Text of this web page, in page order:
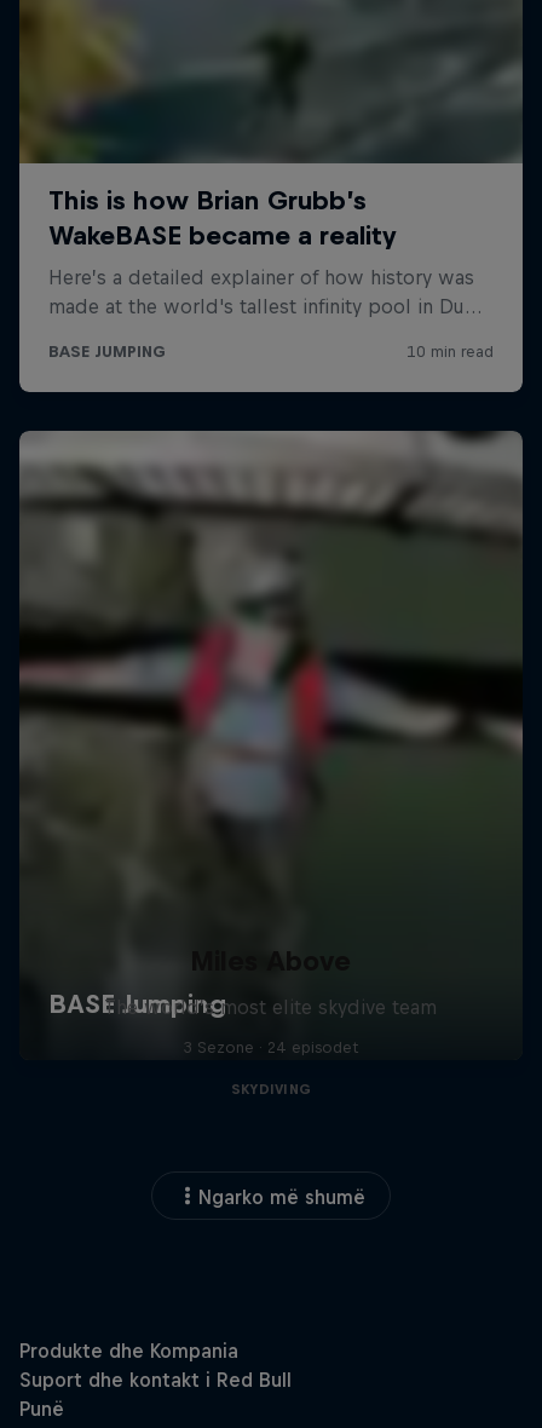
Miles Above
The world’s most elite skydive team
3 Sezone · 24 episodet
SKYDIVING
Ngarko më shumë